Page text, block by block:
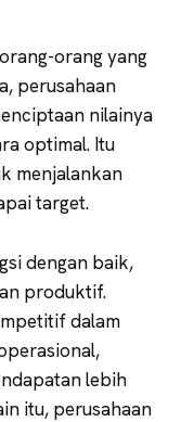
orang yang
perusahaan
nilainya
optimal. Itu
menjalankan
target.
dengan baik,
produktif.
dalam
lebih
itu, perusahaan